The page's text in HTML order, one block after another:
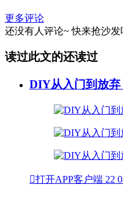
更多评论
还没有人评论~ 快来抢沙发
读过此文的还读过
DIY从入门到放
打开APP客户端 22